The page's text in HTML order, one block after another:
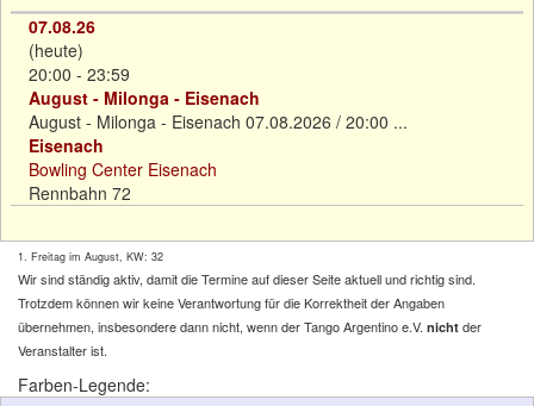
07.08.26
(heute)
20:00 - 23:59
August - Milonga - Eisenach
August - Milonga - Eisenach 07.08.2026 / 20:00 ...
Eisenach
Bowling Center Eisenach
Rennbahn 72
1. Freitag im August, KW: 32
Wir sind ständig aktiv, damit die Termine auf dieser Seite aktuell und richtig sind.
Trotzdem können wir keine Verantwortung für die Korrektheit der Angaben
übernehmen, insbesondere dann nicht, wenn der Tango Argentino e.V. nicht der
Veranstalter ist.
Farben-Legende: